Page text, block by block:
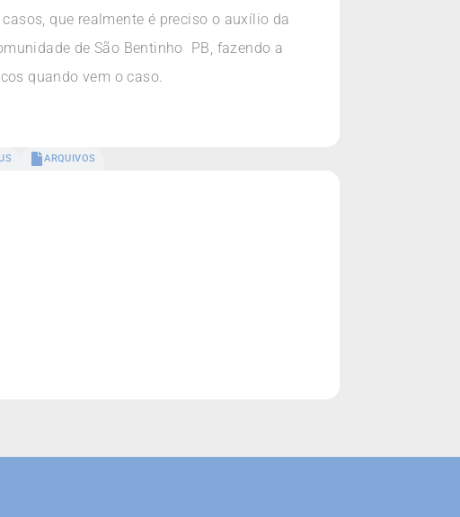
que realmente é preciso o auxílio da
de São Bentinho  PB, fazendo a
quando vem o caso.
ARQUIVOS